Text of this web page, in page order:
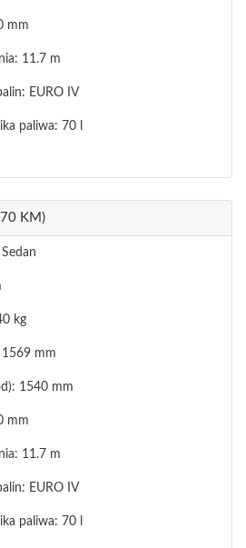
mm
11.7 m
EURO IV
paliwa: 70 l
KM)
kg
1569 mm
1540 mm
mm
11.7 m
EURO IV
paliwa: 70 l